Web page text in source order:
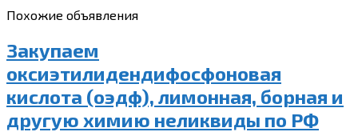
Похожие объявления
Закупаем
оксиэтилидендифосфоновая
кислота (оэдф), лимонная, борная и
другую химию неликвиды по РФ